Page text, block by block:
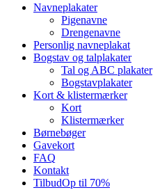
Close
Navneplakater
Pigenavne
Drengenavne
Personlig navneplakat
Bogstav og talplakater
Tal og ABC plakater
Bogstavplakater
Kort & klistermærker
Kort
Klistermærker
Børnebøger
Gavekort
FAQ
Kontakt
TilbudOp til 70%